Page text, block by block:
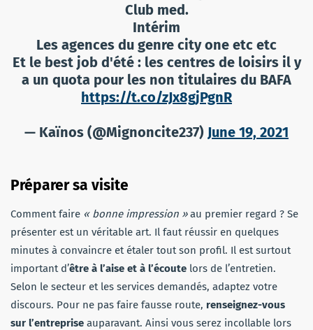
Club med.
Intérim
Les agences du genre city one etc etc
Et le best job d'été : les centres de loisirs il y
a un quota pour les non titulaires du BAFA
https://t.co/zJx8gjPgnR
— Kaïnos (@Mignoncite237) June 19, 2021
Préparer sa visite
Comment faire « bonne impression »au premier regard ? Se
présenter est un véritable art. Il faut réussir en quelques
minutes à convaincre et étaler tout son profil. Il est surtout
important d’être à l’aise et à l’écoute lors de l’entretien.
Selon le secteur et les services demandés, adaptez votre
discours. Pour ne pas faire fausse route, renseignez-vous
sur l’entreprise auparavant. Ainsi vous serez incollable lors